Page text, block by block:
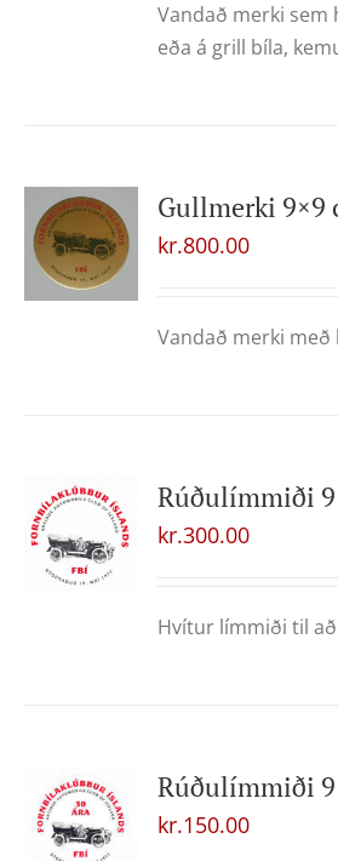
Vandað merki
eða á grill bíla,
Gullmerki 9×9
kr.800.00
Vandað merki með
Rúðulímmiði
kr.300.00
Hvítur límmiði til
Rúðulímmiði
kr.150.00